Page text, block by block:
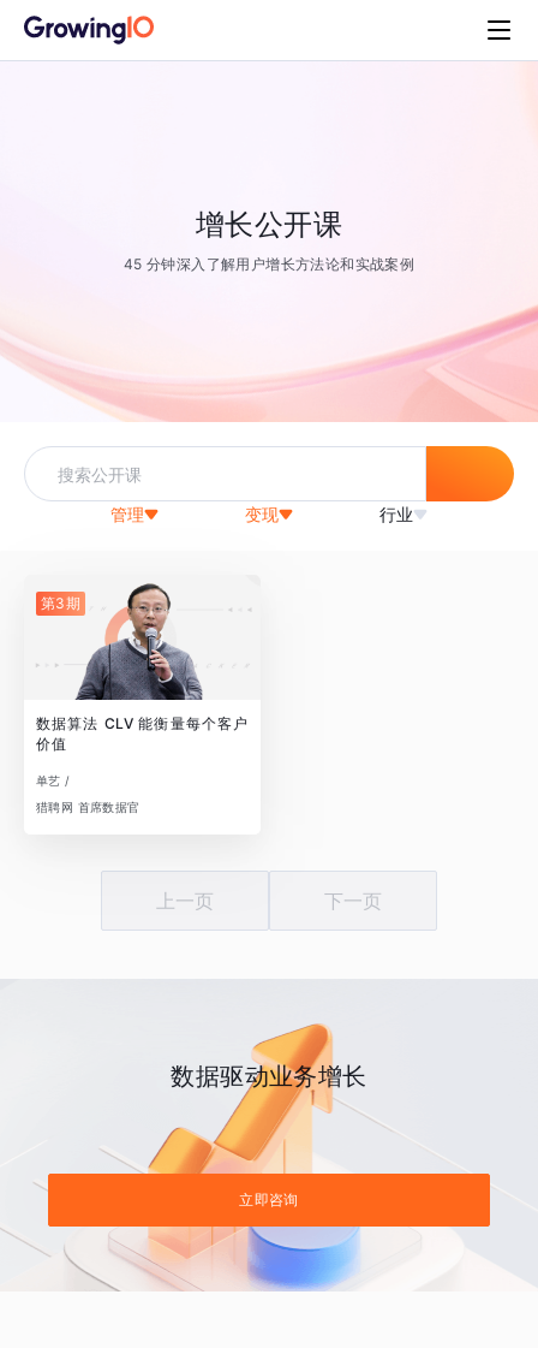
增长公开课
45 分钟深入了解用户增长方法论和实战案例
管理 变现 行业
第3期
数据算法 CLV 能衡量每个客户
价值
单艺 /
猎聘网 首席数据官
上一页 下一页
数据驱动业务增长
立即咨询